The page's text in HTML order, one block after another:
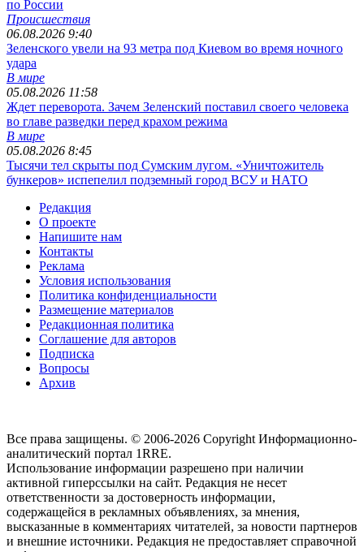
по России
Происшествия
06.08.2026 9:40
Зеленского увели на 93 метра под Киевом во время ночного
удара
В мире
05.08.2026 11:58
Ждет переворота. Зачем Зеленский поставил своего человека
во главе разведки перед крахом режима
В мире
05.08.2026 8:45
Тысячи тел скрыты под Сумским лугом. «Уничтожитель
бункеров» испепелил подземный город ВСУ и НАТО
Редакция
О проекте
Напишите нам
Контакты
Реклама
Условия использования
Политика конфиденциальности
Размещение материалов
Редакционная политика
Соглашение для авторов
Подписка
Вопросы
Архив
Все права защищены. © 2006-2026 Copyright Информационно-
аналитический портал 1RRE.
Использование информации разрешено при наличии
активной гиперссылки на сайт. Редакция не несет
ответственности за достоверность информации,
содержащейся в рекламных объявлениях, за мнения,
высказанные в комментариях читателей, за новости партнеров
и внешние источники. Редакция не предоставляет справочной